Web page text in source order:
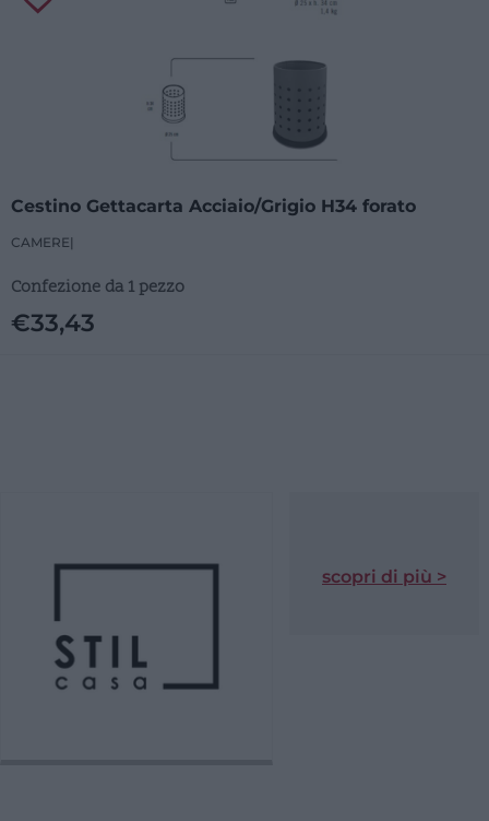
Cestino Gettacarta Acciaio/Grigio H34 forato
CAMERE|
Confezione da 1 pezzo
€33,43
scopri di più >